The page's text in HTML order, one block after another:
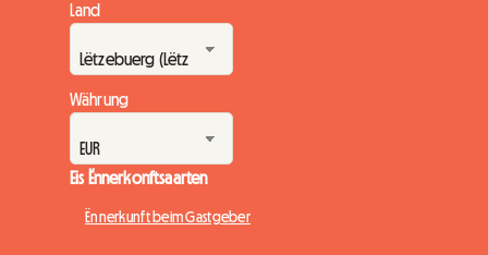
Land
Währung
Eis Ënnerkonftsaarten
Ënnerkunft beim Gastgeber